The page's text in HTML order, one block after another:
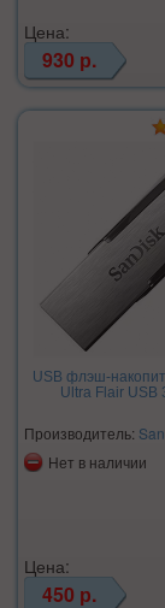
Цена:
930 р.
USB флэш-
Ultra Flair USB
Производитель:
Нет в наличии
Цена:
450 р.